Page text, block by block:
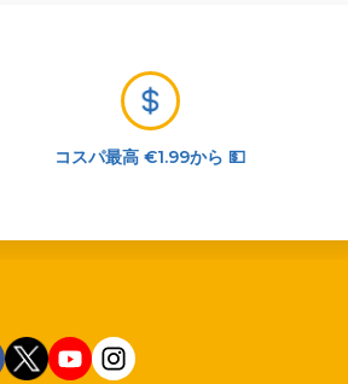
コスパ最高 €1.99から 💵